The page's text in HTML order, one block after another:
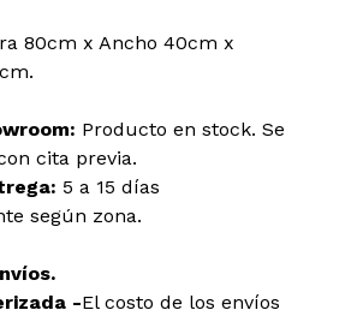
80cm x Ancho 40cm x
Producto en stock. Se
cita previa.
5 a 15 días
según zona.
-El costo de los envíos